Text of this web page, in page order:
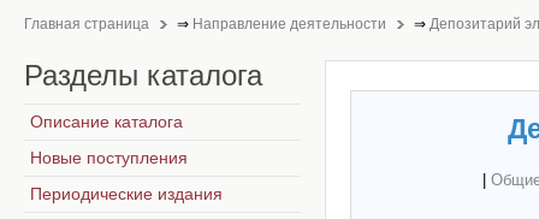
Главная страница ⇒ Направление деятельности ⇒ Депозитарий
Разделы каталога
Описание каталога
Новые поступления
Периодические издания